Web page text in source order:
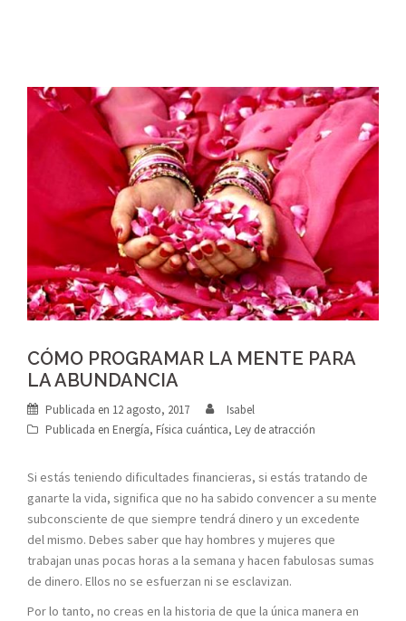
CÓMO PROGRAMAR LA MENTE PARA
LA ABUNDANCIA
Publicada en 12 agosto, 2017
Isabel
Publicada en Energía, Física cuántica, Ley de atracción
Si estás teniendo dificultades financieras, si estás tratando de
ganarte la vida, significa que no ha sabido convencer a su mente
subconsciente de que siempre tendrá dinero y un excedente
del mismo. Debes saber que hay hombres y mujeres que
trabajan unas pocas horas a la semana y hacen fabulosas sumas
de dinero. Ellos no se esfuerzan ni se esclavizan.
Por lo tanto, no creas en la historia de que la única manera en